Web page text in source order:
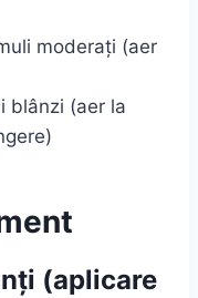
moderați (aer
blânzi (aer la
(aplicare